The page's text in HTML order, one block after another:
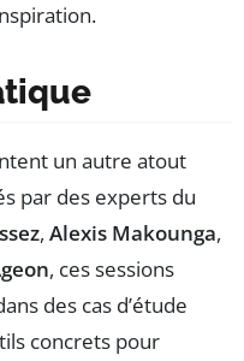
un autre atout
par des experts du
, Alexis Makounga,
, ces sessions
des cas d’étude
concrets pour